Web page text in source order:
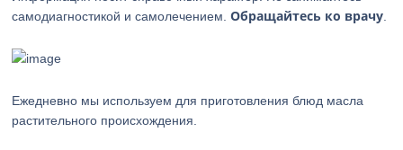
самодиагностикой и самолечением.Обращайтесь ко врачу
Ежедневно мы используем для приготовления блюд масла
растительного происхождения.